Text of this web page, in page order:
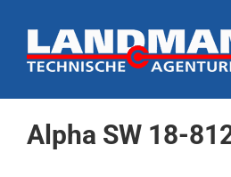
naar
inhoud
Alpha SW 18-